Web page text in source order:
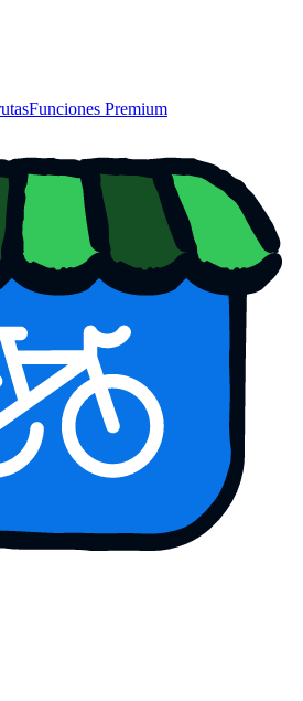
Funciones Premium